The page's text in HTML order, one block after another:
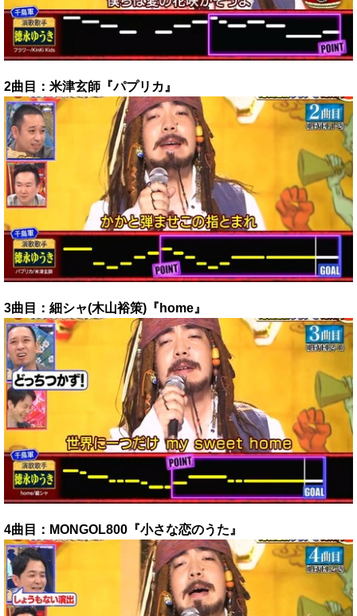
2曲目：米津玄師『パプリカ』
3曲目：細シャ(木山裕策)『home』
4曲目：MONGOL800『小さな恋のうた』